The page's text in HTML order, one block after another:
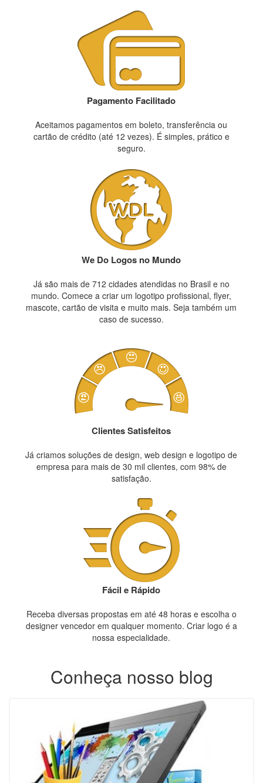
Pagamento Facilitado
Aceitamos pagamentos em boleto, transferência ou
cartão de crédito (até 12 vezes). É simples, prático e
seguro.
We Do Logos no Mundo
Já são mais de 712 cidades atendidas no Brasil e no
mundo. Comece a criar um logotipo profissional, flyer,
mascote, cartão de visita e muito mais. Seja também um
caso de sucesso.
Clientes Satisfeitos
Já criamos soluções de design, web design e logotipo de
empresa para mais de 30 mil clientes, com 98% de
satisfação.
Fácil e Rápido
Receba diversas propostas em até 48 horas e escolha o
designer vencedor em qualquer momento. Criar logo é a
nossa especialidade.
Conheça nosso blog